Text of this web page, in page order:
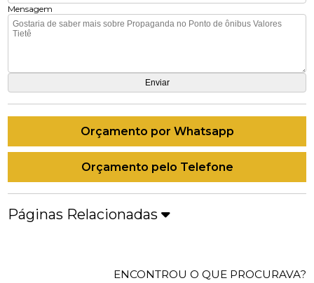
Mensagem
Orçamento por Whatsapp
Orçamento pelo Telefone
Páginas Relacionadas
ENCONTROU O QUE PROCURAVA?